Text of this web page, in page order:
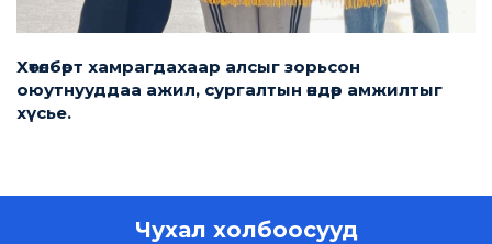
Хөтөлбөрт хамрагдахаар алсыг зорьсон
оюутнууддаа ажил, сургалтын өндөр амжилтыг
хүсье.
Чухал холбоосууд